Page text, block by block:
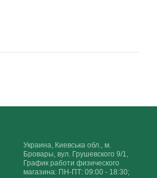
Украина, Киевська обл., м.
Бровары, вул. Грушевского 9/1,
График работи физического
магазина: ПН-ПТ: 09:00 - 18:30;